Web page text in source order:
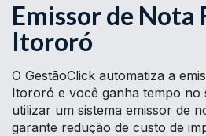
Emissor de Nota
Itororó
O GestãoClick automatiza a
Itororó e você ganha tempo no
utilizar um sistema emissor de
garante redução de custo de